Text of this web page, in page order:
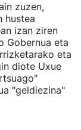
zuzen,
hustea
izan ziren
Gobernua eta
eta
diote Uxue
"geldiezina"